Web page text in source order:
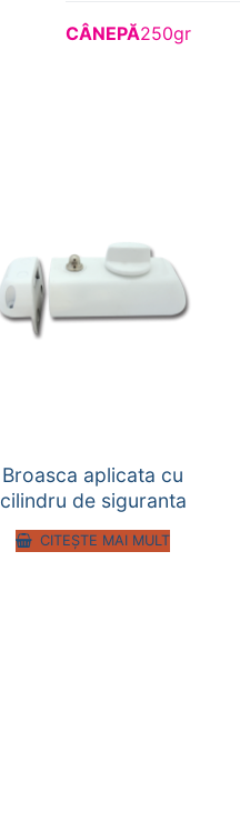
CÂNEPĂ250gr
Broasca aplicata cu
cilindru de siguranta
CITEȘTE MAI MULT